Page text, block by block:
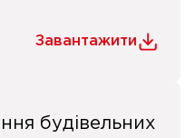
Завантажити
будівельних